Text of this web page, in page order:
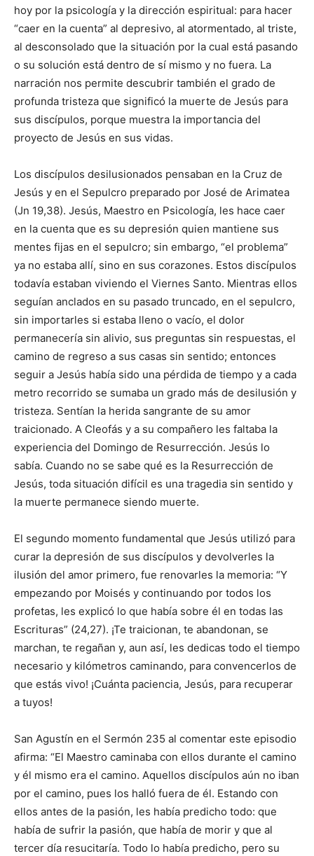
hoy por la psicología y la dirección espiritual: para hacer
“caer en la cuenta” al depresivo, al atormentado, al triste,
al desconsolado que la situación por la cual está pasando
o su solución está dentro de sí mismo y no fuera. La
narración nos permite descubrir también el grado de
profunda tristeza que significó la muerte de Jesús para
sus discípulos, porque muestra la im­portancia del
proyecto de Jesús en sus vidas.
Los discípulos desilusionados pensaban en la Cruz de
Jesús y en el Sepulcro preparado por José de Arimatea
(Jn 19,38). Jesús, Maestro en Psicología, les hace caer
en la cuenta que es su depresión quien mantiene sus
mentes fijas en el sepulcro; sin embargo, “el problema”
ya no estaba allí, sino en sus corazones. Estos discípulos
todavía estaban viviendo el Viernes Santo. Mientras ellos
seguían anclados en su pasado truncado, en el sepulcro,
sin importarles si estaba lleno o va­cío, el dolor
permanecería sin ali­vio, sus preguntas sin respuestas, el
camino de regreso a sus casas sin sentido; entonces
seguir a Jesús ha­bía sido una pérdida de tiempo y a cada
metro recorrido se sumaba un grado más de desilusión y
tristeza. Sentían la herida sangrante de su amor
traicionado. A Cleofás y a su compañero les faltaba la
experiencia del Domingo de Resurrección. Jesús lo
sabía. Cuando no se sabe qué es la Resurrección de
Jesús, toda situación difícil es una tragedia sin sentido y
la muerte permanece siendo muerte.
El segundo momento fundamental que Jesús utilizó para
curar la depresión de sus discípulos y devol­verles la
ilusión del amor primero, fue renovarles la memoria: “Y
em­pezando por Moisés y continuando por todos los
profetas, les explicó lo que había sobre él en todas las
Escrituras” (24,27). ¡Te traicionan, te abandonan, se
marchan, te rega­ñan y, aun así, les dedicas todo el tiempo
necesario y kilómetros ­caminando, para convencerlos de
que estás vivo! ¡Cuánta paciencia, Jesús, para recuperar
a tuyos!
San Agustín en el Sermón 235 al comentar este episodio
afirma: “El Maestro caminaba con ellos durante el camino
y él mismo era el camino. Aquellos discípulos aún no iban
por el camino, pues los halló fuera de él. Estando con
ellos antes de la pasión, les había predicho todo: que
había de sufrir la pasión, que había de morir y que al
tercer día resucitaría. Todo lo había predicho, pero su